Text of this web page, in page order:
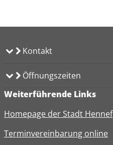
Kontakt
Öffnungszeiten
Weiterführende Links
Homepage der Stadt Hennef
Terminvereinbarung online